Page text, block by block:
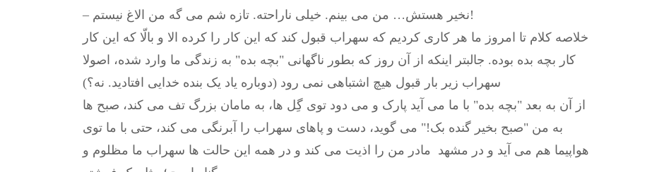
– نخیر هستش… من می بینم. خیلی ناراحته. تازه شم می گه من الاغ نیستم!
خلاصه کلام تا امروز ما هر کاری کردیم که سهراب قبول کند که این کار را کرده الا و بالّا که این کار
کار بچه بده بوده. جالبتر اینکه از آن روز که بطور ناگهانی "بچه بده" به زندگی ما وارد شده، اصولا
سهراب زیر بار قبول هیچ اشتباهی نمی رود (دوباره یاد یک بنده خدایی افتادید. نه؟)
از آن به بعد "بچه بده" با ما می آید پارک و می دود توی گِل ها، به مامان بزرگ تف می کند، صبح ها
به من "صبح بخیر گنده بک!" می گوید، دست و پاهای سهراب را آبرنگی می کند، حتی با ما توی
هواپیما هم می آید و در مشهد مادر من را اذیت می کند و در همه این حالت ها سهراب ما مظلوم و